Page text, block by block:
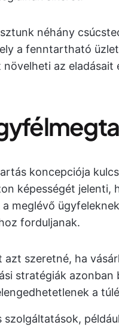
néhány
a fenntartható
az
koncepciója
képességét
meglévő
forduljanak.
azt szeretné, ha
stratégiák azonban
a
szolgáltatások, például